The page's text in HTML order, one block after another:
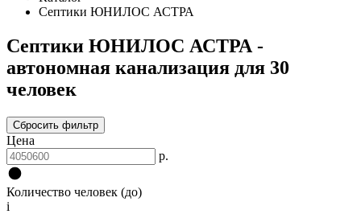
Септики ЮНИЛОС АСТРА
Септики ЮНИЛОС АСТРА -
автономная канализация для 30
человек
Сбросить фильтр
Цена
р.
Количество человек (до)
i